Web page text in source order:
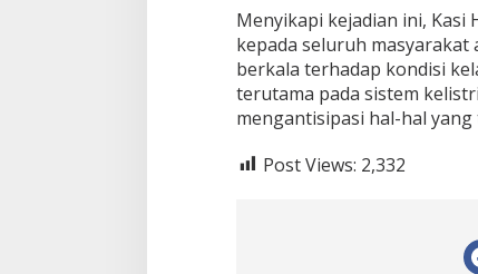
​Menyikapi kejadian ini, Kasi
kepada seluruh masyarakat
berkala terhadap kondisi
terutama pada sistem
mengantisipasi hal-hal
Post Views: 2,332